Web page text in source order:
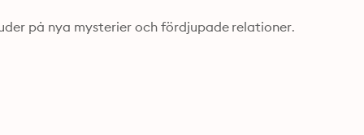
på nya mysterier och fördjupade relationer.